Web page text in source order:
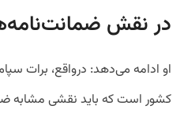
در نقش
او ادامه می‌دهد: درواقع، برات
کشور است که باید نقشی مشابه